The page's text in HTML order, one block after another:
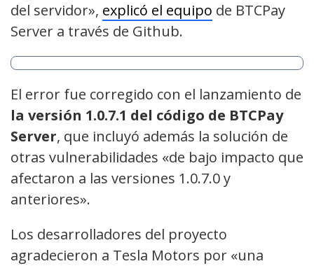
del servidor», explicó el equipo de BTCPay
Server a través de Github.
El error fue corregido con el lanzamiento de
la versión 1.0.7.1 del código de BTCPay
Server, que incluyó además la solución de
otras vulnerabilidades «de bajo impacto que
afectaron a las versiones 1.0.7.0 y
anteriores».
Los desarrolladores del proyecto
agradecieron a Tesla Motors por «una